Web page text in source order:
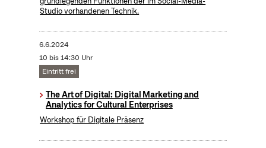
Studio vorhandenen Technik.
6.6.2024
10 bis 14:30 Uhr
Eintritt frei
The Art of Digital: Digital Marketing and
Analytics for Cultural Enterprises
Workshop für Digitale Präsenz